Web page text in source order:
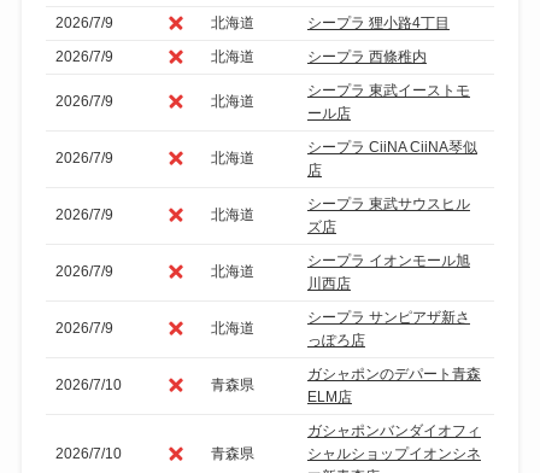
2026/7/9
北海道
シープラ 狸小路4丁目
2026/7/9
北海道 シープラ 西條稚内
2026/7/9 北海道
シープラ 東武イーストモ
ール店
2026/7/9 北海道
シープラ CiiNA CiiNA琴似
店
2026/7/9 北海道
シープラ 東武サウスヒル
ズ店
2026/7/9 北海道
シープラ イオンモール旭
川西店
2026/7/9 北海道
シープラ サンピアザ新さ
っぽろ店
2026/7/10 青森県
ガシャポンのデパート青森
ELM店
2026/7/10 青森県
ガシャポンバンダイオフィ
シャルショップイオンシネ